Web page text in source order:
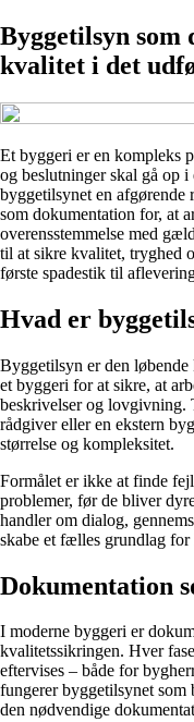
Byggetilsyn
kvalitet i det
Et byggeri er en kompleks
og beslutninger skal gå op
byggetilsynet en afgørende
som dokumentation for, at
overensstemmelse med
til at sikre kvalitet, tryghed
første spadestik til
Hvad er
Byggetilsyn er den
et byggeri for at sikre, at
beskrivelser og lovgivning.
rådgiver eller en ekstern
størrelse og kompleksitet.
Formålet er ikke at finde
problemer, før de bliver
handler om dialog,
skabe et fælles grundlag for
Dokumentation
I moderne byggeri er
kvalitetssikringen. Hver
eftervises – både for
fungerer byggetilsynet som
den nødvendige